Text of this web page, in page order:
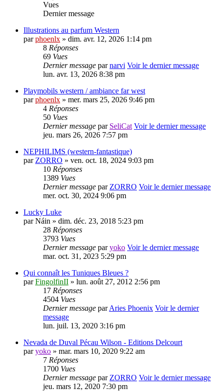
Vues
Dernier message
Illustrations au parfum Western
parphoenlx » dim. avr. 12, 2026 1:14 pm
8 Réponses
69 Vues
Dernier message parnarvi Voir le dernier message
lun. avr. 13, 2026 8:38 pm
Playmobils western / ambiance far west
parphoenlx » mer. mars 25, 2026 9:46 pm
4 Réponses
50 Vues
Dernier message par SeliCat Voir le dernier message
jeu. mars 26, 2026 7:57 pm
NEPHILIMS (western-fantastique)
par ZORRO » ven. oct. 18, 2024 9:03 pm
10 Réponses
1389 Vues
Dernier message par ZORRO Voir le dernier message
mer. oct. 30, 2024 9:06 pm
Lucky Luke
parNáin » dim. déc. 23, 2018 5:23 pm
28 Réponses
3793 Vues
Dernier message paryoko Voir le dernier message
mar. oct. 31, 2023 5:29 pm
Qui connaît les Tuniques Bleues ?
parFingolfinII » lun. août 27, 2012 2:56 pm
17 Réponses
4504 Vues
Dernier message parAries Phoenix Voir le dernier
message
lun. juil. 13, 2020 3:16 pm
Nevada de Duval Pécau Wilson - Editions Delcourt
paryoko » mar. mars 10, 2020 9:22 am
7 Réponses
1700 Vues
Dernier message par ZORRO Voir le dernier message
jeu. mars 12, 2020 7:30 pm